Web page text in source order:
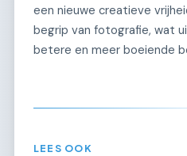
een nieuwe creatieve
begrip van fotografie, wat
betere en meer boeiende
LEES OOK